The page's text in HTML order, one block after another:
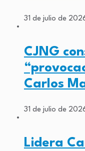
31 de julio de
CJNG
Carlos
31 de julio de
Lidera